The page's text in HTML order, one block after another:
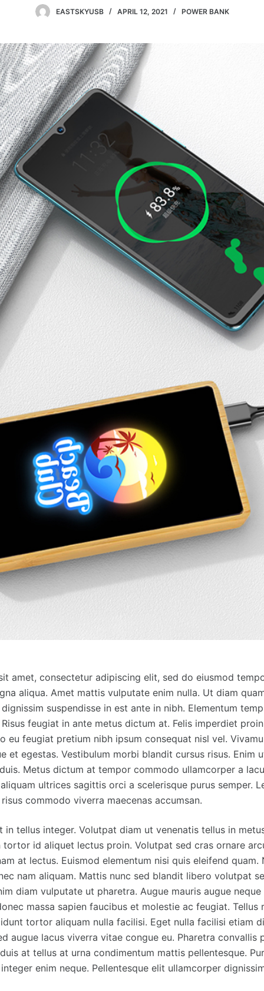
EASTSKYUSB APRIL 12, 2021 POWER BANK
amet, consectetur adipiscing elit, sed do eiusmod
aliqua. Amet mattis vulputate enim nulla. Ut diam
suspendisse in est ante in nibh. Elementum
feugiat in ante metus dictum at. Felis imperdiet
eu feugiat pretium nibh ipsum consequat nisl vel.
et egestas. Vestibulum morbi blandit cursus risus. Enim
Metus dictum at tempor commodo ullamcorper a
ultrices sagittis orci a scelerisque purus semper.
commodo viverra maecenas accumsan.
in tellus integer. Volutpat diam ut venenatis tellus in
tortor id aliquet lectus proin. Volutpat sed cras ornare
at lectus. Euismod elementum nisi quis eleifend quam.
nam aliquam. Mattis nunc sed blandit libero volutpat
diam vulputate ut pharetra. Augue mauris augue
massa sapien faucibus et molestie ac feugiat. Tellus
tortor aliquam nulla facilisi. Eget nulla facilisi etiam
augue lacus viverra vitae congue eu. Pharetra convallis
at tellus at urna condimentum mattis pellentesque.
enim neque. Pellentesque elit ullamcorper